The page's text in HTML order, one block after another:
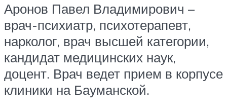
Аронов Павел Владимирович –
врач-психиатр, психотерапевт,
нарколог, врач высшей категории,
кандидат медицинских наук,
доцент. Врач ведет прием в корпусе
клиники на Бауманской.